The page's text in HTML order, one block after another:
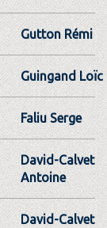
Gutton Rémi
Guingand Loïc
Faliu Serge
David-Calvet
Antoine
David-Calvet